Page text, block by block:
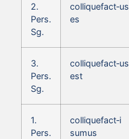
2.
Pers.
Sg.
colliquefact‑us
es
3.
Pers.
Sg.
colliquefact‑us
est
1.
Pers.
colliquefact‑i
sumus